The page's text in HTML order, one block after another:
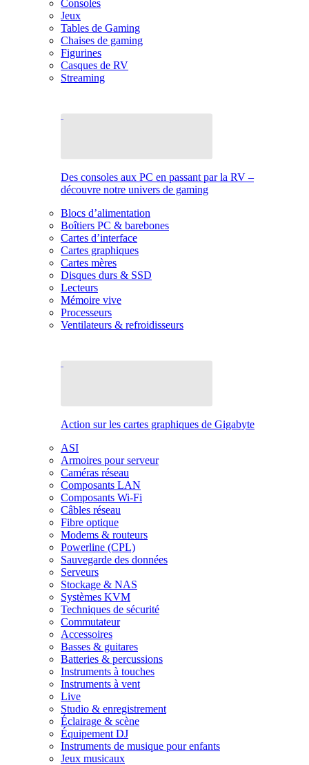
Consoles
Jeux
Tables de Gaming
Chaises de gaming
Figurines
Casques de RV
Streaming
Des consoles aux PC en passant par la RV –
découvre notre univers de gaming
Blocs d’alimentation
Boîtiers PC & barebones
Cartes d’interface
Cartes graphiques
Cartes mères
Disques durs & SSD
Lecteurs
Mémoire vive
Processeurs
Ventilateurs & refroidisseurs
Action sur les cartes graphiques de Gigabyte
ASI
Armoires pour serveur
Caméras réseau
Composants LAN
Composants Wi-Fi
Câbles réseau
Fibre optique
Modems & routeurs
Powerline (CPL)
Sauvegarde des données
Serveurs
Stockage & NAS
Systèmes KVM
Techniques de sécurité
Commutateur
Accessoires
Basses & guitares
Batteries & percussions
Instruments à touches
Instruments à vent
Live
Studio & enregistrement
Éclairage & scène
Équipement DJ
Instruments de musique pour enfants
Jeux musicaux